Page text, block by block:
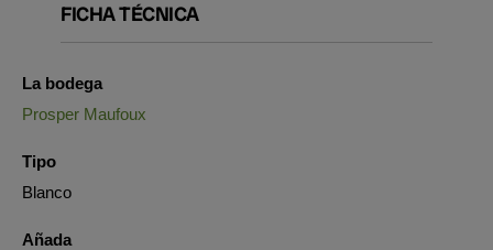
FICHA TÉCNICA
La bodega
Prosper Maufoux
Tipo
Blanco
Añada